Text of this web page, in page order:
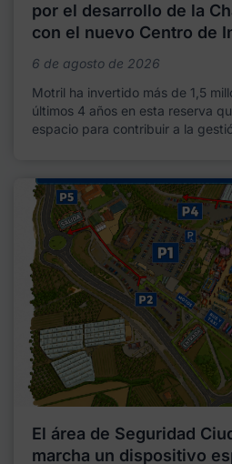
por el desarrollo de la
con el nuevo Centro de
6 de agosto de 2026
Motril ha invertido más de 1,5
últimos 4 años en esta reserva
espacio para contribuir a la
El área de Seguridad
marcha un dispositivo